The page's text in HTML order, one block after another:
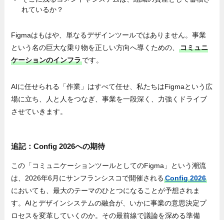
れているか？
Figmaはもはや、単なるデザインツールではありません。事業
という名の巨大な乗り物を正しい方向へ導くための、コミュニ
ケーションのインフラです。
AIに任せられる「作業」はすべて任せ、私たちはFigmaという広
場に立ち、人と人をつなぎ、事業を一段深く、力強くドライブ
させていきます。
追記：Config 2026への期待
この「コミュニケーションツールとしてのFigma」という潮流
は、2026年6月にサンフランシスコで開催されるConfig 2026
においても、最大のテーマのひとつになることが予想されま
す。AIとデザインシステムの融合が、いかに事業の意思決定プ
ロセスを変革していくのか。その最前線で議論を深める準備